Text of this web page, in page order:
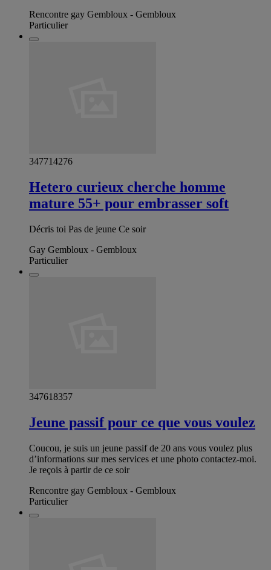
Rencontre gay Gembloux - Gembloux
Particulier
347714276
Hetero curieux cherche homme
mature 55+ pour embrasser soft
Décris toi Pas de jeune Ce soir
Gay Gembloux - Gembloux
Particulier
347618357
Jeune passif pour ce que vous voulez
Coucou, je suis un jeune passif de 20 ans vous voulez plus
d’informations sur mes services et une photo contactez-moi.
Je reçois à partir de ce soir
Rencontre gay Gembloux - Gembloux
Particulier